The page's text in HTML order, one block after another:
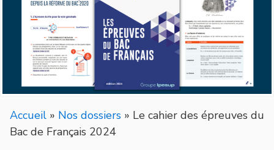
Accueil » Nos dossiers » Le cahier des épreuves du
Bac de Français 2024